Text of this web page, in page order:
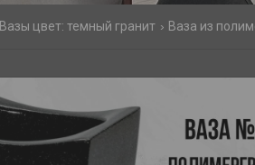
Вазы цвет: темный гранит Ваза из